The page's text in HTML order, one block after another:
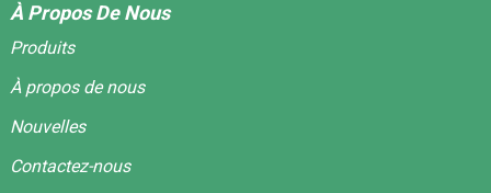
À Propos De Nous
Produits
À propos de nous
Nouvelles
Contactez-nous